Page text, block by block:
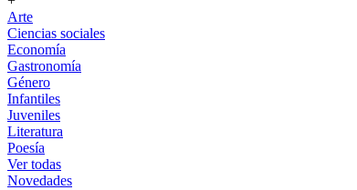
Arte
Ciencias sociales
Economía
Gastronomía
Género
Infantiles
Juveniles
Literatura
Poesía
Ver todas
Novedades